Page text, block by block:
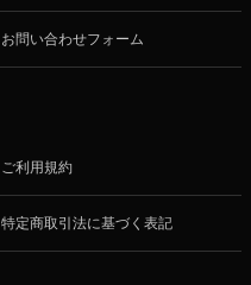
お問い合わせフォーム
ご利用規約
特定商取引法に基づく表記